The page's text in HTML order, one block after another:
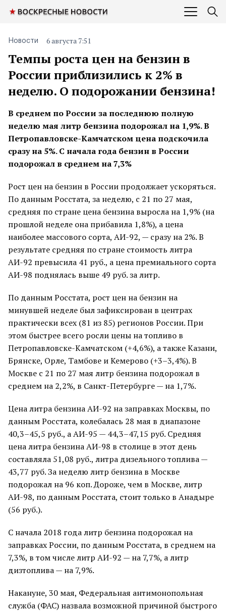
Темпы роста цен на бензин в
России приблизились к 2% в
неделю. О подорожании бензина!
Новости 6 августа 7:51
В среднем по России за последнюю полную
неделю мая литр бензина подорожал на 1,9%. В
Петропавловске-Камчатском цена подскочила
сразу на 5%. С начала года бензин в России
подорожал в среднем на 7,3%
Рост цен на бензин в России продолжает ускоряться.
По данным Росстата, за неделю, с 21 по 27 мая,
средняя по стране цена бензина выросла на 1,9% (на
прошлой неделе она прибавила 1,8%), а цена
наиболее массового сорта, АИ-92, — сразу на 2%. В
результате средняя по стране стоимость литра
АИ-92 превысила 41 руб., а цена премиального сорта
АИ-98 поднялась выше 49 руб. за литр.
По данным Росстата, рост цен на бензин на
минувшей неделе был зафиксирован в центрах
практически всех (81 из 85) регионов России. При
этом быстрее всего росли цены на топливо в
Петропавловске-Камчатском (+4,6%), а также Казани,
Брянске, Орле, Тамбове и Кемерово (+3–3,4%). В
Москве с 21 по 27 мая литр бензина подорожал в
среднем на 2,2%, в Санкт-Петербурге — на 1,7%.
Цена литра бензина АИ-92 на заправках Москвы, по
данным Росстата, колебалась 28 мая в диапазоне
40,3–45,5 руб., а АИ-95 — 44,3–47,15 руб. Средняя
цена литра бензина АИ-98 в столице в этот день
составляла 51,08 руб., литра дизельного топлива —
43,77 руб. За неделю литр бензина в Москве
подорожал на 96 коп. Дороже, чем в Москве, литр
АИ-98, по данным Росстата, стоит только в Анадыре
(56 руб.).
С начала 2018 года литр бензина подорожал на
заправках России, по данным Росстата, в среднем на
7,3%, в том числе литр АИ-92 — на 7,7%, а литр
дизтоплива — на 7,9%.
Накануне, 30 мая, Федеральная антимонопольная
служба (ФАС) назвала возможной причиной быстрого